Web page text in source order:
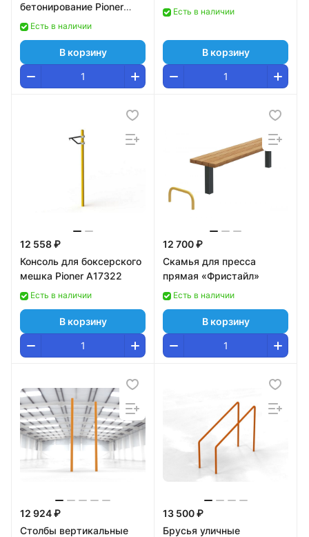
бетонирование Pioner
A17326
Есть в наличии
В корзину
Есть в наличии
В корзину
12 558 ₽
Консоль для боксерского
мешка Pioner A17322
Есть в наличии
В корзину
12 700 ₽
Скамья для пресса
прямая «Фристайл»
Есть в наличии
В корзину
12 924 ₽
Столбы вертикальные
13 500 ₽
Брусья уличные